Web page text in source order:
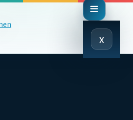
x
Close
Menu